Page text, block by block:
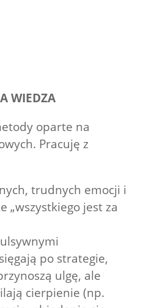
WIEDZA
oparte na
Pracuję z
trudnych emocji i
„wszystkiego jest za
po strategie,
ulgę, ale
cierpienie (np.